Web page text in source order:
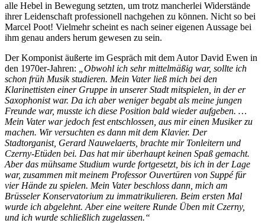
alle Hebel in Bewegung setzten, um trotz mancherlei Widerstände
ihrer Leidenschaft professionell nachgehen zu können. Nicht so bei
Marcel Poot! Vielmehr scheint es nach seiner eigenen Aussage bei
ihm genau anders herum gewesen zu sein.
Der Komponist äußerte im Gespräch mit dem Autor David Ewen in
den 1970er-Jahren:
„Obwohl ich sehr mittelmäßig war, sollte ich
schon früh Musik studieren. Mein Vater ließ mich bei den
Klarinettisten einer Gruppe in unserer Stadt mitspielen, in der er
Saxophonist war. Da ich aber weniger begabt als meine jungen
Freunde war, musste ich diese Position bald wieder aufgeben. …
Mein Vater war jedoch fest entschlossen, aus mir einen Musiker zu
machen. Wir versuchten es dann mit dem Klavier. Der
Stadtorganist, Gerard Nauwelaerts, brachte mir Tonleitern und
Czerny-Etüden bei. Das hat mir überhaupt keinen Spaß gemacht.
Aber das mühsame Studium wurde fortgesetzt, bis ich in der Lage
war, zusammen mit meinem Professor Ouvertüren von Suppé für
vier Hände zu spielen. Mein Vater beschloss dann, mich am
Brüsseler Konservatorium zu immatrikulieren. Beim ersten Mal
wurde ich abgelehnt. Aber eine weitere Runde Üben mit Czerny,
und ich wurde schließlich zugelassen.“